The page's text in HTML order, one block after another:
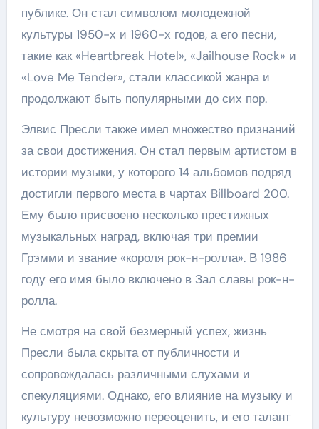
публике. Он стал символом молодежной
культуры 1950-х и 1960-х годов, а его песни,
такие как «Heartbreak Hotel», «Jailhouse Rock» и
«Love Me Tender», стали классикой жанра и
продолжают быть популярными до сих пор.
Элвис Пресли также имел множество признаний
за свои достижения. Он стал первым артистом в
истории музыки, у которого 14 альбомов подряд
достигли первого места в чартах Billboard 200.
Ему было присвоено несколько престижных
музыкальных наград, включая три премии
Грэмми и звание «короля рок-н-ролла». В 1986
году его имя было включено в Зал славы рок-н-
ролла.
Не смотря на свой безмерный успех, жизнь
Пресли была скрыта от публичности и
сопровождалась различными слухами и
спекуляциями. Однако, его влияние на музыку и
культуру невозможно переоценить, и его талант